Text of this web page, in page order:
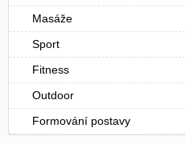
Masáže
Sport
Fitness
Outdoor
Formování postavy